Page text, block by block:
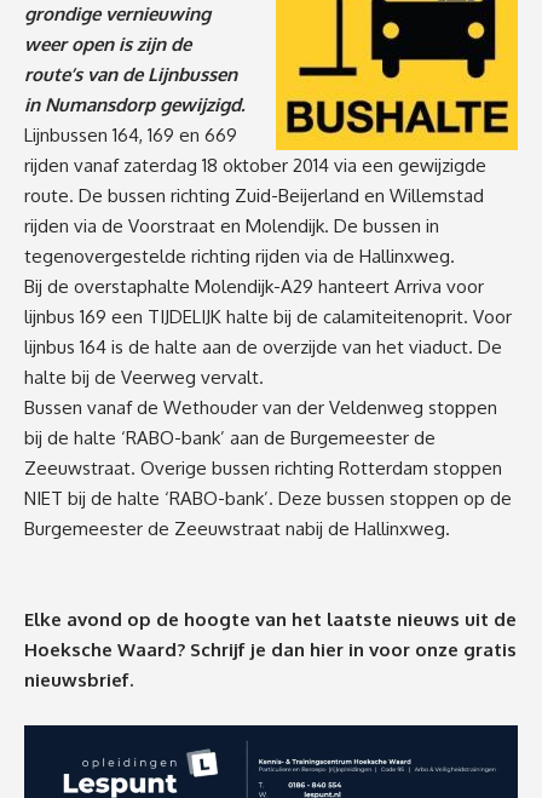
grondige vernieuwing
weer open is zijn de
route’s van de Lijnbussen
in Numansdorp gewijzigd.
Lijnbussen 164, 169 en 669
rijden vanaf zaterdag 18 oktober 2014 via een gewijzigde
route. De bussen richting Zuid-Beijerland en Willemstad
rijden via de Voorstraat en Molendijk. De bussen in
tegenovergestelde richting rijden via de Hallinxweg.
Bij de overstaphalte Molendijk-A29 hanteert Arriva voor
lijnbus 169 een TIJDELIJK halte bij de calamiteitenoprit. Voor
lijnbus 164 is de halte aan de overzijde van het viaduct. De
halte bij de Veerweg vervalt.
Bussen vanaf de Wethouder van der Veldenweg stoppen
bij de halte ‘RABO-bank’ aan de Burgemeester de
Zeeuwstraat. Overige bussen richting Rotterdam stoppen
NIET bij de halte ‘RABO-bank’. Deze bussen stoppen op de
Burgemeester de Zeeuwstraat nabij de Hallinxweg.
Elke avond op de hoogte van het laatste nieuws uit de
Hoeksche Waard? Schrijf je dan hier in voor onze gratis
nieuwsbrief.